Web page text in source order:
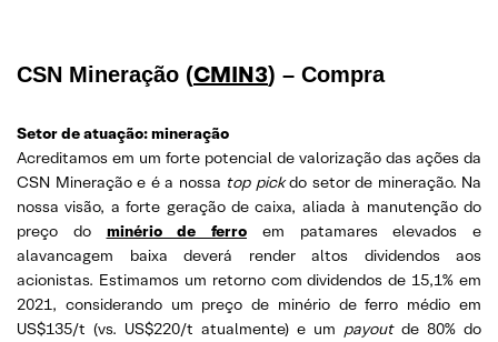
CSN Mineração (CMIN3) – Compra
Setor de atuação: mineração
Acreditamos em um forte potencial de valorização das ações da
CSN Mineração e é a nossa top pickdo setor de mineração. Na
nossa visão, a forte geração de caixa, aliada à manutenção do
preço do minério de ferro em patamares elevados e
alavancagem baixa deverá render altos dividendos aos
acionistas. Estimamos um retorno com dividendos de 15,1% em
2021, considerando um preço de minério de ferro médio em
US$135/t (vs. US$220/t atualmente) e um payoutde 80% do